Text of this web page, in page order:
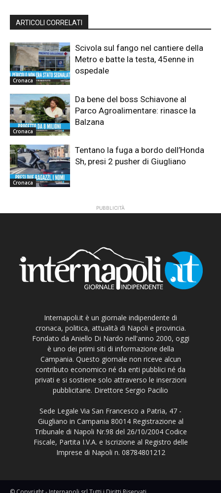
ARTICOLI CORRELATI
Cronaca
Scivola sul fango nel cantiere della
Metro e batte la testa, 45enne in
ospedale
Cronaca
Da bene del boss Schiavone al
Parco Agroalimentare: rinasce la
Balzana
Cronaca
Tentano la fuga a bordo dell’Honda
Sh, presi 2 pusher di Giugliano
PUBBLICITÀ
Internapoli.it è un giornale indipendente di
cronaca, politica, attualità di Napoli e provincia.
Fondato da Aniello Di Nardo nell'anno 2000, oggi
è uno dei primi siti di informazione della
Campania. Questo giornale non riceve alcun
contributo economico né da enti pubblici né da
privati e si sostiene solo attraverso le inserzioni
pubblicitarie. Direttore Sergio Pacilio
Sede Legale Via San Francesco a Patria, 47 -
Giugliano in Campania 80014 Registrazione al
Tribunale di Napoli Nr.98 del 26/10/2004 Codice
Fiscale, Partita I.V.A. e Iscrizione al Registro delle
Imprese di Napoli n. 08784801212